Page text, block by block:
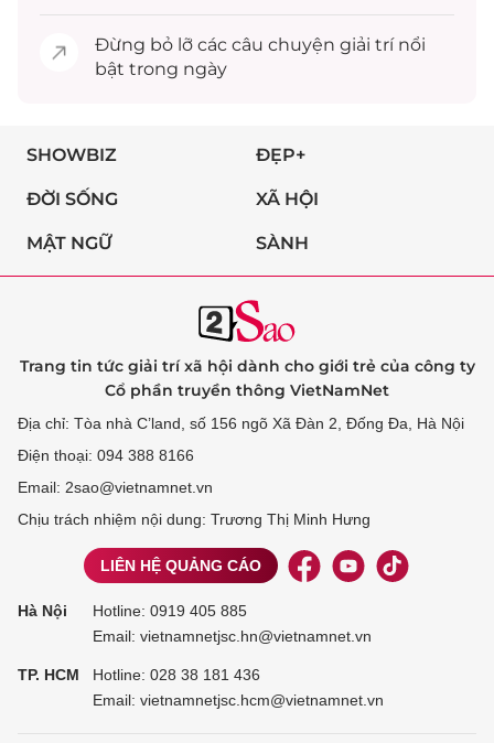
Đừng bỏ lỡ các câu chuyện giải trínổi
bật trong ngày
SHOWBIZ ĐẸP+
ĐỜI SỐNG XÃ HỘI
MẬT NGỮ SÀNH
Trang tin tức giải trí xã hội dành cho giới trẻ của công ty
Cổ phần truyền thông VietNamNet
Địa chỉ: Tòa nhà C’land, số 156 ngõ Xã Đàn 2, Đống Đa, Hà Nội
Điện thoại: 094 388 8166
Email: 2sao@vietnamnet.vn
Chịu trách nhiệm nội dung: Trương Thị Minh Hưng
LIÊN HỆ QUẢNG CÁO
Hà Nội Hotline: 0919 405 885
Email: vietnamnetjsc.hn@vietnamnet.vn
TP. HCM Hotline: 028 38 181 436
Email: vietnamnetjsc.hcm@vietnamnet.vn